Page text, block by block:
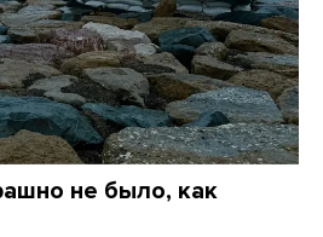
не было, как